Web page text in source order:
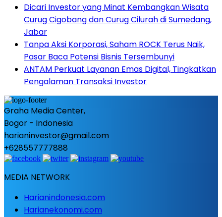
Dicari Investor yang Minat Kembangkan Wisata
Curug Cigobang dan Curug Cilurah di Sumedang,
Jabar
Tanpa Aksi Korporasi, Saham ROCK Terus Naik,
Pasar Baca Potensi Bisnis Tersembunyi
ANTAM Perkuat Layanan Emas Digital, Tingkatkan
Pengalaman Transaksi Investor
Graha Media Center,
Bogor - Indonesia
harianinvestor@gmail.com
+628557777888
MEDIA NETWORK
Harianindonesia.com
Harianekonomi.com